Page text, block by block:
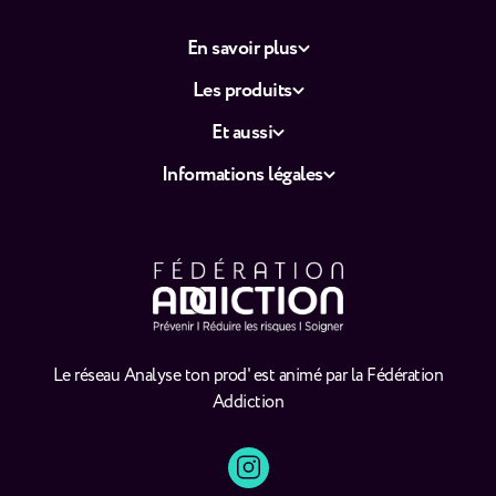
Le réseau Analyse ton prod' est animé par la Fédération
Addiction
En savoir plus
Les produits
Et aussi
Informations légales